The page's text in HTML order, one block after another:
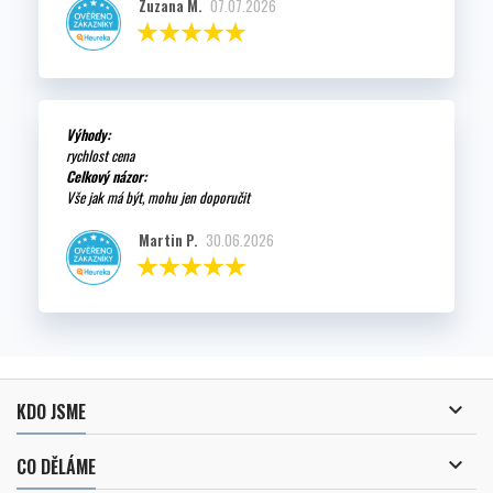
Zuzana M. 07.07.2026
Výhody:
rychlost cena
Celkový názor:
Vše jak má být, mohu jen doporučit
Martin P. 30.06.2026
KDO JSME 
CO DĚLÁME 